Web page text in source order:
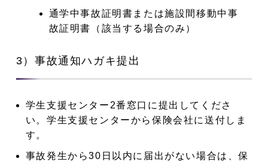
通学中事故証明書または施設間移動中事
故証明書（該当する場合のみ）
3）事故通知ハガキ提出
学生支援センター2番窓口に提出してくださ
い。学生支援センターから保険会社に送付しま
す。
事故発生から30日以内に届出がない場合は、保